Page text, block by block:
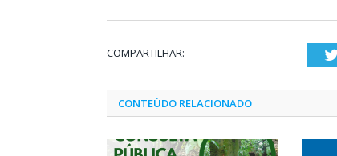
COMPARTILHAR:
CONTEÚDO RELACIONADO